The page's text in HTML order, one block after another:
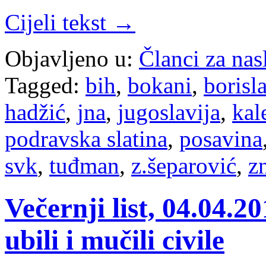
Cijeli tekst →
Objavljeno u: Članci za
Tagged: bih, bokani,
hadžić, jna, jugoslavija,
podravska slatina, posavina
svk, tuđman, z.šeparović,
Večernji list,
ubili i mučili civile